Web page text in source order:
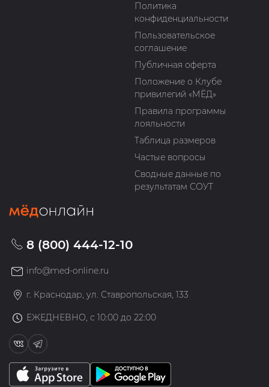
Политика
конфиденциальности
Пользовательское
соглашение
Публичная оферта
Положение о Клубе
привилегий «МЁД»
Правила программы
лояльности
Таблица размеров
Частые вопросы
Сводные данные по
результатам СОУТ
8 (800) 444-12-10
info@med-online.ru
г. Краснодар, ул. Ставропольская, 133
ЕЖЕДНЕВНО, с 10:00 до 22:00